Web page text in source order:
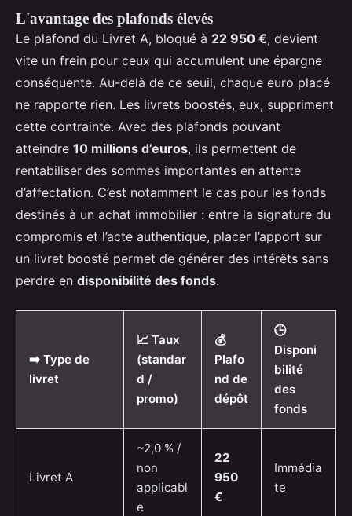
L'avantage des plafonds élevés
Le plafond du Livret A, bloqué à 22 950 €, devient
vite un frein pour ceux qui accumulent une épargne
conséquente. Au-delà de ce seuil, chaque euro placé
ne rapporte rien. Les livrets boostés, eux, suppriment
cette contrainte. Avec des plafonds pouvant
atteindre 10 millions d’euros, ils permettent de
rentabiliser des sommes importantes en attente
d’affectation. C’est notamment le cas pour les fonds
destinés à un achat immobilier : entre la signature du
compromis et l’acte authentique, placer l’apport sur
un livret boosté permet de générer des intérêts sans
perdre en disponibilité des fonds.
➡️ Type de
livret
📈 Taux
(standar
d /
promo)
💰
Plafo
nd de
dépôt
🕒
Disponi
bilité
des
fonds
Livret A
~2,0 % /
non
applicabl
e
22
950
€
Immédia
te